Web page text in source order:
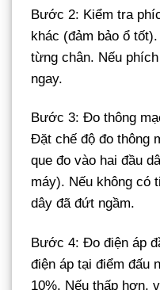
Bước 2: Kiểm tra
khác (đảm bảo ổ
từng chân. Nếu
ngay.
Bước 3: Đo thông
Đặt chế độ đo thông
que đo vào hai đầu
máy). Nếu không có
dây đã đứt ngầm.
Bước 4: Đo điện áp
điện áp tại điểm đấu
10%. Nếu thấp hơn,